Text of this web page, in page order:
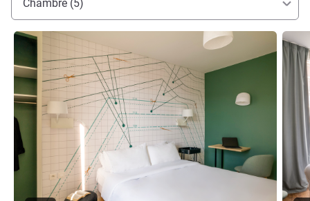
Chambre (5)
Voir les détails Voir